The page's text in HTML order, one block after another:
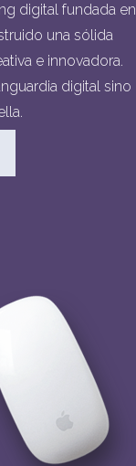
digital fundada en
una sólida
e innovadora.
digital sino